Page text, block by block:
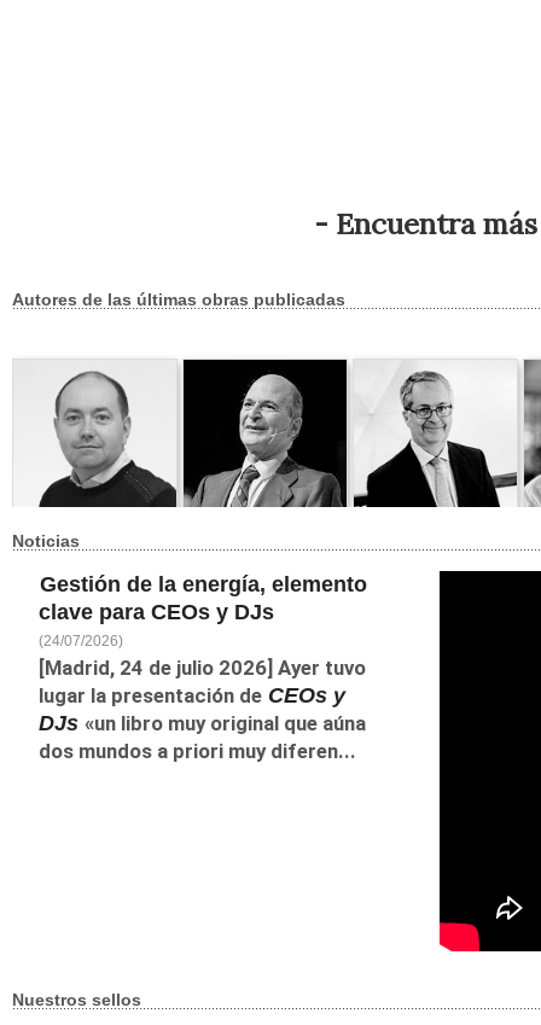
- Encuentra
Autores de las últimas obras publicadas
Manuel López Torrents
económico de casi 30
años de experiencia que
presenta su cuarto libro.
En búsqueda perpetua
del talento, admira a los
emprendedores y...
es catedrático de
Historia del
Pensamiento
Eméritos de E...
Javier Fernández
Aguado es uno de los
ética del poder, la
Noticias
Gestión de la energía, elemento
clave para CEOs y DJs
(24/07/2026)
[Madrid, 24 de julio 2026] Ayer tuvo
lugar la presentación de CEOs y
DJs «un libro muy original que aúna
dos mundos a priori muy diferen...
Nuestros sellos